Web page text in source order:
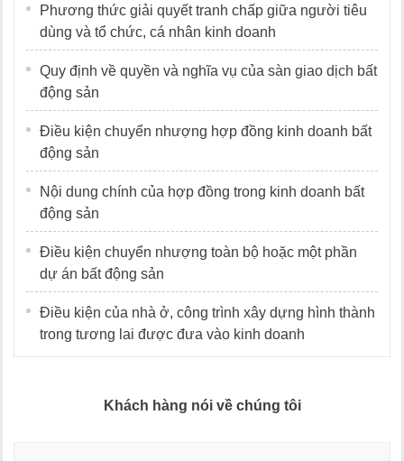
Phương thức giải quyết tranh chấp giữa người tiêu
dùng và tổ chức, cá nhân kinh doanh
Quy định về quyền và nghĩa vụ của sàn giao dịch bất
động sản
Điều kiện chuyển nhượng hợp đồng kinh doanh bất
động sản
Nội dung chính của hợp đồng trong kinh doanh bất
động sản
Điều kiện chuyển nhượng toàn bộ hoặc một phần
dự án bất động sản
Điều kiện của nhà ở, công trình xây dựng hình thành
trong tương lai được đưa vào kinh doanh
Khách hàng nói về chúng tôi